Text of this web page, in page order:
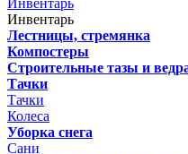
Инвентарь
Инвентарь
Лестницы, стремянка
Компостеры
Строительные тазы и
Тачки
Тачки
Колеса
Уборка снега
Сани